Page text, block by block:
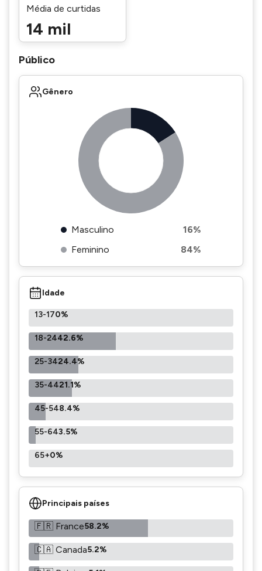
Média de curtidas
14 mil
Público
Gênero
Masculino
16%
Feminino
84%
Idade
13-170%
18-2442.6%
25-3424.4%
35-4421.1%
45-548.4%
55-643.5%
65+0%
Principais países
🇫🇷 France58.2%
🇨🇦 Canada5.2%